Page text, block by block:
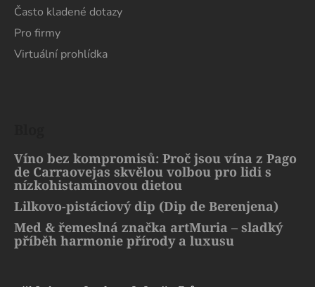
Často kladené dotazy
Pro firmy
Virtuální prohlídka
Víno bez kompromisů: Proč jsou vína z Pago
de Carraovejas skvělou volbou pro lidi s
nízkohistaminovou dietou
Lilkovo-pistáciový dip (Dip de Berenjena)
Med & řemeslná značka artMuria – sladký
příběh harmonie přírody a luxusu